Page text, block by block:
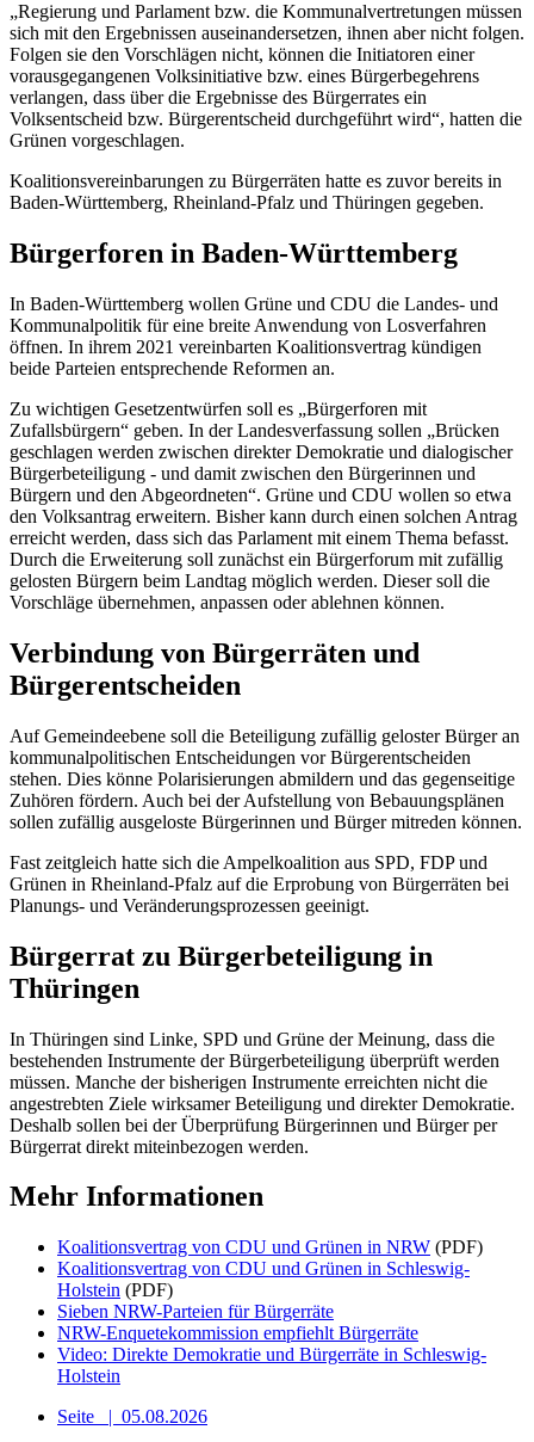
„Regierung und Parlament bzw. die Kommunalvertretungen müssen
sich mit den Ergebnissen auseinandersetzen, ihnen aber nicht folgen.
Folgen sie den Vorschlägen nicht, können die Initiatoren einer
vorausgegangenen Volksinitiative bzw. eines Bürgerbegehrens
verlangen, dass über die Ergebnisse des Bürgerrates ein
Volksentscheid bzw. Bürgerentscheid durchgeführt wird“, hatten die
Grünen vorgeschlagen.
Koalitionsvereinbarungen zu Bürgerräten hatte es zuvor bereits in
Baden-Württemberg, Rheinland-Pfalz und Thüringen gegeben.
Bürgerforen in Baden-Württemberg
In Baden-Württemberg wollen Grüne und CDU die Landes- und
Kommunalpolitik für eine breite Anwendung von Losverfahren
öffnen. In ihrem 2021 vereinbarten Koalitionsvertrag kündigen
beide Parteien entsprechende Reformen an.
Zu wichtigen Gesetzentwürfen soll es „Bürgerforen mit
Zufallsbürgern“ geben. In der Landesverfassung sollen „Brücken
geschlagen werden zwischen direkter Demokratie und dialogischer
Bürgerbeteiligung - und damit zwischen den Bürgerinnen und
Bürgern und den Abgeordneten“. Grüne und CDU wollen so etwa
den Volksantrag erweitern. Bisher kann durch einen solchen Antrag
erreicht werden, dass sich das Parlament mit einem Thema befasst.
Durch die Erweiterung soll zunächst ein Bürgerforum mit zufällig
gelosten Bürgern beim Landtag möglich werden. Dieser soll die
Vorschläge übernehmen, anpassen oder ablehnen können.
Verbindung von Bürgerräten und
Bürgerentscheiden
Auf Gemeindeebene soll die Beteiligung zufällig geloster Bürger an
kommunalpolitischen Entscheidungen vor Bürgerentscheiden
stehen. Dies könne Polarisierungen abmildern und das gegenseitige
Zuhören fördern. Auch bei der Aufstellung von Bebauungsplänen
sollen zufällig ausgeloste Bürgerinnen und Bürger mitreden können.
Fast zeitgleich hatte sich die Ampelkoalition aus SPD, FDP und
Grünen in Rheinland-Pfalz auf die Erprobung von Bürgerräten bei
Planungs- und Veränderungsprozessen geeinigt.
Bürgerrat zu Bürgerbeteiligung in
Thüringen
In Thüringen sind Linke, SPD und Grüne der Meinung, dass die
bestehenden Instrumente der Bürgerbeteiligung überprüft werden
müssen. Manche der bisherigen Instrumente erreichten nicht die
angestrebten Ziele wirksamer Beteiligung und direkter Demokratie.
Deshalb sollen bei der Überprüfung Bürgerinnen und Bürger per
Bürgerrat direkt miteinbezogen werden.
Mehr Informationen
Koalitionsvertrag von CDU und Grünen in NRW (PDF)
Koalitionsvertrag von CDU und Grünen in Schleswig-
Holstein (PDF)
Sieben NRW-Parteien für Bürgerräte
NRW-Enquetekommission empfiehlt Bürgerräte
Video: Direkte Demokratie und Bürgerräte in Schleswig-
Holstein
Seite
| 05.08.2026